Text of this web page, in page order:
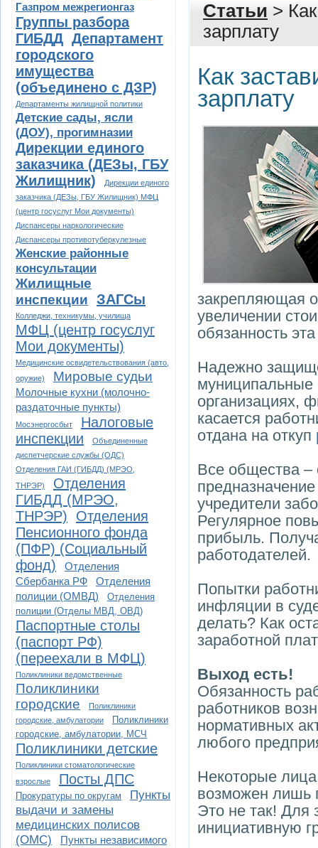
Статьи >
зарплату
Как
зарплату
закрепляющая
увеличении
обязанность
Надежно
муниципальные
организациях,
касается
отдана на откуп
Все общества –
учредители
Регулярное
прибыль.
работодателей.
Попытки
инфляции в
делать? Как
заработной
Выход есть!
Обязанность
работников
нормативных
любого
Некоторые
возможен лишь
Это не так! Для
инициативную
Газпром межрегионгаз
Группы разбора
ГИБДД Департамент
городского
имущества
(объединено с ДЗР)
Департаменты жилищной политики
Детские сады, ясли
(ДОУ), прогимназии
Дирекции единого
заказчика (ДЕЗы, ГБУ
Жилищник)
Дирекции единого
заказчика (ДЕЗы, ГБУ Жилищник) МФЦ
(центр госуслуг Мои документы)
Диспансеры наркологические
Диспансеры противотуберкулезные
Женские районные
консультации
Жилищные
инспекции
ЗАГСы
Колледжи, техникумы, училища
МФЦ (центр госуслуг
Мои документы)
Медицинские освидетельствования (авто,
оружие)
Мировые судьи
Молочные кухни (молочно-
раздаточные пункты)
Мосэнергосбыт
Налоговые
инспекции
Объединенные
диспетчерские службы (ОДС)
Отделения ГАИ (ГИБДД) (МРЭО,
ТНРЭР)
Отделения
ГИБДД (МРЭО,
ТНРЭР)
Отделения
Пенсионного фонда
(ПФР) (Социальный
фонд)
Отделения
Сбербанка РФ
Отделения
полиции (ОМВД)
Отделения
полиции (Отделы МВД, ОВД)
Паспортные столы
(паспорт РФ)
(переехали в МФЦ)
Поликлиники ведомственные
Поликлиники
городские
Поликлиники
городские, амбулатории
Поликлиники
городские, амбулатории, МСЧ
Поликлиники детские
Поликлиники стоматологические
взрослые
Посты ДПС
Прокуратуры по округам
Пункты
выдачи и замены
медицинских полисов
(ОМС)
Пункты независимого